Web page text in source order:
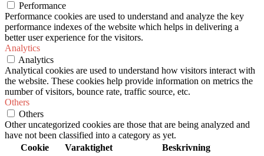
Performance
Performance cookies are used to understand and analyze the key
performance indexes of the website which helps in delivering a
better user experience for the visitors.
Analytics
Analytics
Analytical cookies are used to understand how visitors interact with
the website. These cookies help provide information on metrics the
number of visitors, bounce rate, traffic source, etc.
Others
Others
Other uncategorized cookies are those that are being analyzed and
have not been classified into a category as yet.
Cookie
Varaktighet
Beskrivning